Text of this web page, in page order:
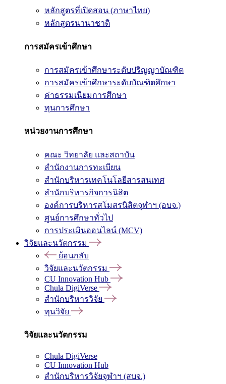
หลักสูตรที่เปิดสอน (ภาษาไทย)
หลักสูตรนานาชาติ
การสมัครเข้าศึกษา
การสมัครเข้าศึกษาระดับปริญญาบัณฑิต
การสมัครเข้าศึกษาระดับบัณฑิตศึกษา
ค่าธรรมเนียมการศึกษา
ทุนการศึกษา
หน่วยงานการศึกษา
คณะ วิทยาลัย และสถาบัน
สำนักงานการทะเบียน
สำนักบริหารเทคโนโลยีสารสนเทศ
สำนักบริหารกิจการนิสิต
องค์การบริหารสโมสรนิสิตจุฬาฯ (อบจ.)
ศูนย์การศึกษาทั่วไป
การประเมินออนไลน์ (MCV)
วิจัยและนวัตกรรม
ย้อนกลับ
วิจัยและนวัตกรรม
CU Innovation Hub
Chula DigiVerse
สำนักบริหารวิจัย
ทุนวิจัย
วิจัยและนวัตกรรม
Chula DigiVerse
CU Innovation Hub
สำนักบริหารวิจัยจุฬาฯ (สบจ.)